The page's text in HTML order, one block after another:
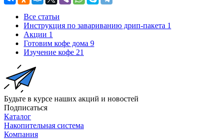
Все статьи
Инструкция по завариванию дрип-пакета 1
Акции 1
Готовим кофе дома 9
Изучение кофе 21
Будьте в курсе наших акций и новостей
Подписаться
Каталог
Накопительная система
Компания